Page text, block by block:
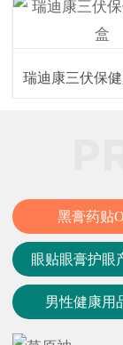
瑞迪康三伏保
黑膏药贴
眼贴眼膏护眼
男性健康用